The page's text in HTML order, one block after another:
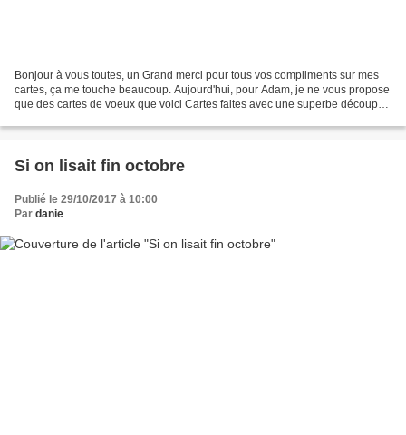
Bonjour à vous toutes, un Grand merci pour tous vos compliments sur mes
cartes, ça me touche beaucoup. Aujourd'hui, pour Adam, je ne vous propose
que des cartes de voeux que voici Cartes faites avec une superbe découpe
Si on lisait fin octobre
Publié le 29/10/2017 à 10:00
Par danie